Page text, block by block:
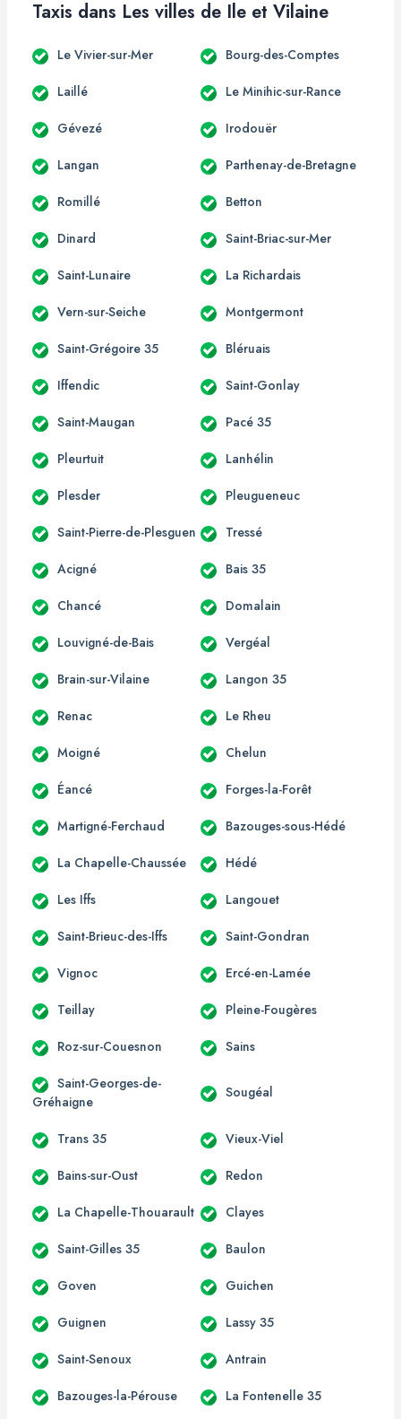
Taxis dans Les villes de Ile et Vilaine
Le Vivier-sur-Mer Bourg-des-Comptes
Laillé Le Minihic-sur-Rance
Gévezé Irodouër
Langan Parthenay-de-Bretagne
Romillé Betton
Dinard Saint-Briac-sur-Mer
Saint-Lunaire La Richardais
Vern-sur-Seiche Montgermont
Saint-Grégoire 35 Bléruais
Iffendic Saint-Gonlay
Saint-Maugan Pacé 35
Pleurtuit Lanhélin
Plesder Pleugueneuc
Saint-Pierre-de-Plesguen Tressé
Acigné Bais 35
Chancé Domalain
Louvigné-de-Bais Vergéal
Brain-sur-Vilaine Langon 35
Renac Le Rheu
Moigné Chelun
Éancé Forges-la-Forêt
Martigné-Ferchaud Bazouges-sous-Hédé
La Chapelle-Chaussée Hédé
Les Iffs Langouet
Saint-Brieuc-des-Iffs Saint-Gondran
Vignoc Ercé-en-Lamée
Teillay Pleine-Fougères
Roz-sur-Couesnon Sains
Saint-Georges-de-
Gréhaigne
Sougéal
Trans 35 Vieux-Viel
Bains-sur-Oust Redon
La Chapelle-Thouarault Clayes
Saint-Gilles 35 Baulon
Goven Guichen
Guignen Lassy 35
Saint-Senoux Antrain
Bazouges-la-Pérouse La Fontenelle 35